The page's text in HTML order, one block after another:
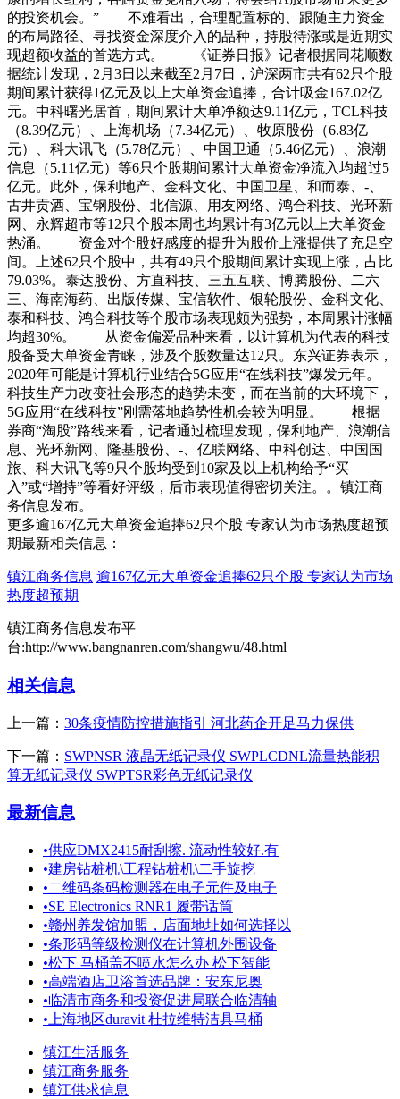
的投资机会。” 不难看出，合理配置标的、跟随主力资金
的布局路径、寻找资金深度介入的品种，持股待涨或是近期实
现超额收益的首选方式。 《证券日报》记者根据同花顺数
据统计发现，2月3日以来截至2月7日，沪深两市共有62只个股
期间累计获得1亿元及以上大单资金追捧，合计吸金167.02亿
元。中科曙光居首，期间累计大单净额达9.11亿元，TCL科技
（8.39亿元）、上海机场（7.34亿元）、牧原股份（6.83亿
元）、科大讯飞（5.78亿元）、中国卫通（5.46亿元）、浪潮
信息（5.11亿元）等6只个股期间累计大单资金净流入均超过5
亿元。此外，保利地产、金科文化、中国卫星、和而泰、-、
古井贡酒、宝钢股份、北信源、用友网络、鸿合科技、光环新
网、永辉超市等12只个股本周也均累计有3亿元以上大单资金
热涌。 资金对个股好感度的提升为股价上涨提供了充足空
间。上述62只个股中，共有49只个股期间累计实现上涨，占比
79.03%。泰达股份、方直科技、三五互联、博腾股份、二六
三、海南海药、出版传媒、宝信软件、银轮股份、金科文化、
泰和科技、鸿合科技等个股市场表现颇为强势，本周累计涨幅
均超30%。 从资金偏爱品种来看，以计算机为代表的科技
股备受大单资金青睐，涉及个股数量达12只。东兴证券表示，
2020年可能是计算机行业结合5G应用“在线科技”爆发元年。
科技生产力改变社会形态的趋势未变，而在当前的大环境下，
5G应用“在线科技”刚需落地趋势性机会较为明显。 根据
券商“淘股”路线来看，记者通过梳理发现，保利地产、浪潮信
息、光环新网、隆基股份、-、亿联网络、中科创达、中国国
旅、科大讯飞等9只个股均受到10家及以上机构给予“买
入”或“增持”等看好评级，后市表现值得密切关注。。镇江商
务信息发布。
更多逾167亿元大单资金追捧62只个股 专家认为市场热度超预
期最新相关信息：
镇江商务信息 逾167亿元大单资金追捧62只个股 专家认为市场
热度超预期
镇江商务信息发布平
台:http://www.bangnanren.com/shangwu/48.html
相关信息
上一篇： 30条疫情防控措施指引 河北药企开足马力保供
下一篇： SWPNSR 液晶无纸记录仪 SWPLCDNL流量热能积
算无纸记录仪 SWPTSR彩色无纸记录仪
最新信息
•供应DMX2415耐刮擦. 流动性较好.有
•建房钻桩机\工程钻桩机\二手旋挖
•二维码条码检测器在电子元件及电子
•SE Electronics RNR1 履带话筒
•赣州养发馆加盟，店面地址如何选择以
•条形码等级检测仪在计算机外围设备
•松下 马桶盖不喷水怎么办 松下智能
•高端酒店卫浴首选品牌：安东尼奥
•临清市商务和投资促进局联合临清轴
• 上海地区duravit 杜拉维特洁具马桶
镇江生活服务
镇江商务服务
镇江供求信息